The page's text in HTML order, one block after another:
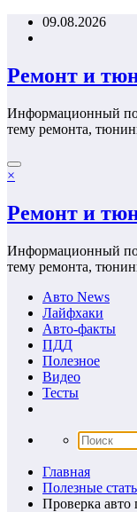
Перейти09.08.2026
Ремонт и
Информационный
тему ремонта,
×
Ремонт и
Информационный
тему ремонта,
Авто News
Лайфхаки
Авто-факты
ПДД
Полезное
Видео
Тесты
Главная
Полезные
Проверка авто